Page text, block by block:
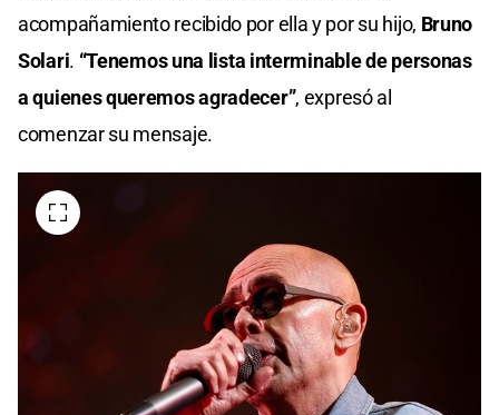
acompañamiento recibido por ella y por su hijo, Bruno
Solari. “Tenemos una lista interminable de personas
a quienes queremos agradecer”, expresó al
comenzar su mensaje.